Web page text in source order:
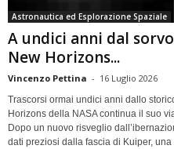
Astronautica ed Esplorazione Spaziale
A undici anni dal
New Horizons...
Vincenzo Pettina - 16 Luglio 2026
Trascorsi ormai undici anni dallo
Horizons della NASA continua il suo
Dopo un nuovo risveglio
dati preziosi dalla fascia di Kuiper,